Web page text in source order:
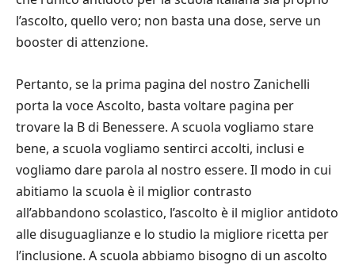
l’ascolto, quello vero; non basta una dose, serve un
booster di attenzione.
Pertanto, se la prima pagina del nostro Zanichelli
porta la voce Ascolto, basta voltare pagina per
trovare la B di Benessere. A scuola vogliamo stare
bene, a scuola vogliamo sentirci accolti, inclusi e
vogliamo dare parola al nostro essere. Il modo in cui
abitiamo la scuola è il miglior contrasto
all’abbandono scolastico, l’ascolto è il miglior antidoto
alle disuguaglianze e lo studio la migliore ricetta per
l’inclusione. A scuola abbiamo bisogno di un ascolto